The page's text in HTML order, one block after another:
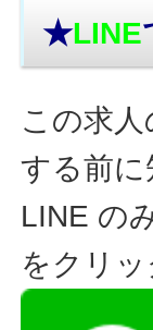
★LINE
この求
する前
LINE の
をクリッ